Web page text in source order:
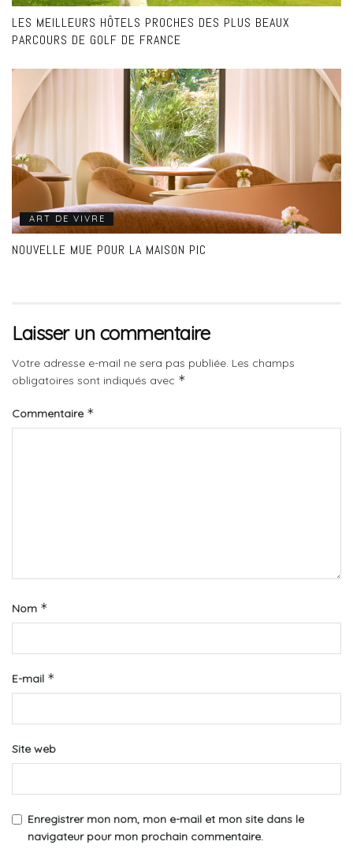
LES MEILLEURS HÔTELS PROCHES DES PLUS BEAUX
PARCOURS DE GOLF DE FRANCE
ART DE VIVRE
NOUVELLE MUE POUR LA MAISON PIC
Laisser un commentaire
Votre adresse e-mail ne sera pas publiée. Les champs
obligatoires sont indiqués avec *
Commentaire *
Nom *
E-mail *
Site web
Enregistrer mon nom, mon e-mail et mon site dans le
navigateur pour mon prochain commentaire.